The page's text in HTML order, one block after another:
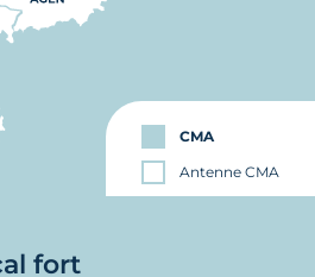
CMA
Antenne CMA
fort